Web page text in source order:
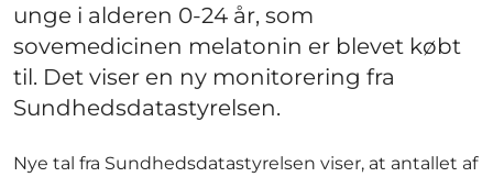
unge i alderen 0-24 år, som
sovemedicinen melatonin er blevet købt
til. Det viser en ny monitorering fra
Sundhedsdatastyrelsen.
Nye tal fra Sundhedsdatastyrelsen viser, at antallet af